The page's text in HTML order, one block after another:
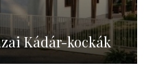
Kádár-kockák